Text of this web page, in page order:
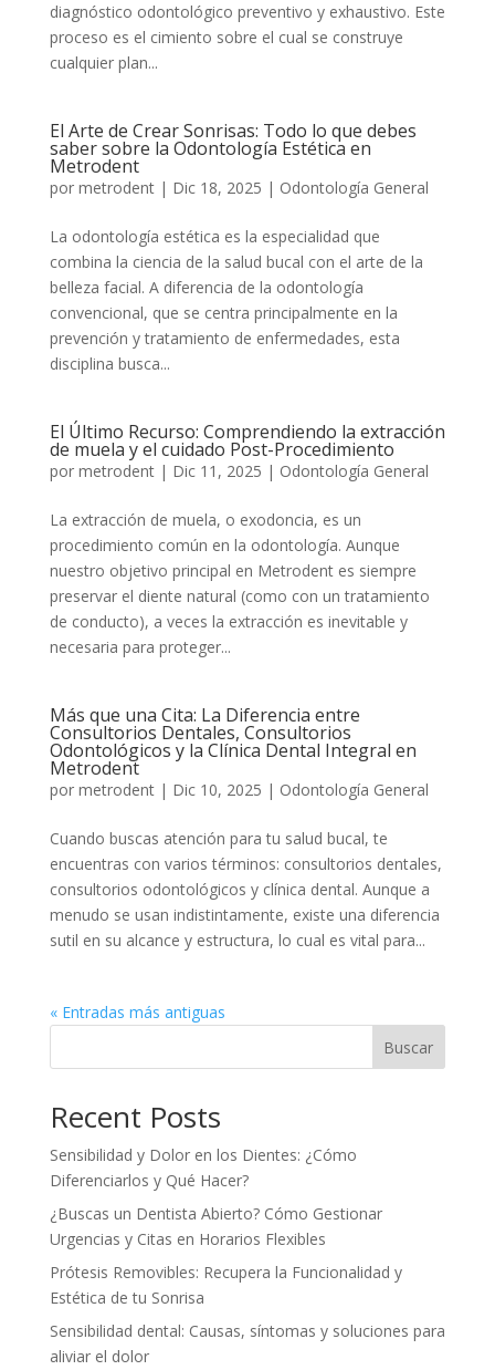
diagnóstico odontológico preventivo y exhaustivo. Este
proceso es el cimiento sobre el cual se construye
cualquier plan...
El Arte de Crear Sonrisas: Todo lo que debes
saber sobre la Odontología Estética en
Metrodent
por metrodent| Dic 18, 2025 | Odontología General
La odontología estética es la especialidad que
combina la ciencia de la salud bucal con el arte de la
belleza facial. A diferencia de la odontología
convencional, que se centra principalmente en la
prevención y tratamiento de enfermedades, esta
disciplina busca...
El Último Recurso: Comprendiendo la extracción
de muela y el cuidado Post-Procedimiento
por metrodent| Dic 11, 2025 | Odontología General
La extracción de muela, o exodoncia, es un
procedimiento común en la odontología. Aunque
nuestro objetivo principal en Metrodent es siempre
preservar el diente natural (como con un tratamiento
de conducto), a veces la extracción es inevitable y
necesaria para proteger...
Más que una Cita: La Diferencia entre
Consultorios Dentales, Consultorios
Odontológicos y la Clínica Dental Integral en
Metrodent
por metrodent| Dic 10, 2025 | Odontología General
Cuando buscas atención para tu salud bucal, te
encuentras con varios términos: consultorios dentales,
consultorios odontológicos y clínica dental. Aunque a
menudo se usan indistintamente, existe una diferencia
sutil en su alcance y estructura, lo cual es vital para...
« Entradas más antiguas
Buscar
Recent Posts
Sensibilidad y Dolor en los Dientes: ¿Cómo
Diferenciarlos y Qué Hacer?
¿Buscas un Dentista Abierto? Cómo Gestionar
Urgencias y Citas en Horarios Flexibles
Prótesis Removibles: Recupera la Funcionalidad y
Estética de tu Sonrisa
Sensibilidad dental: Causas, síntomas y soluciones para
aliviar el dolor